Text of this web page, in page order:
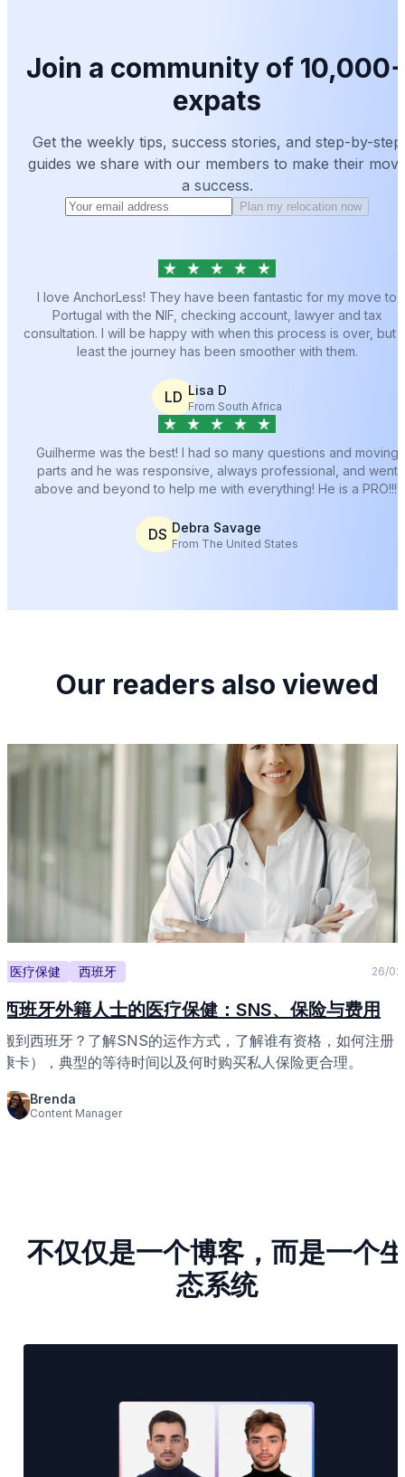
Join a community of
expats
Get the weekly tips, success stories, and step-by-step
guides we share with our members to make their
a success.
Plan my relocation now
I love AnchorLess! They have been fantastic for my move to
Portugal with the NIF, checking account, lawyer and tax
consultation. I will be happy with when this process is over, but
least the journey has been smoother with them.
LD Lisa D
From South Africa
Guilherme was the best! I had so many questions and moving
parts and he was responsive, always professional, and went
above and beyond to help me with everything! He is a PRO!!!!
DS Debra Savage
From The United States
Our readers also viewed
医疗保健 西班牙 26/
西班牙外籍人士的医疗保健：SNS、保险与费用
搬到西班牙？了解SNS的运作方式，了解谁有资格，如何注册
康卡），典型的等待时间以及何时购买私人保险更合理。
Brenda
Content Manager
不仅仅是一个博客，而是一个
态系统